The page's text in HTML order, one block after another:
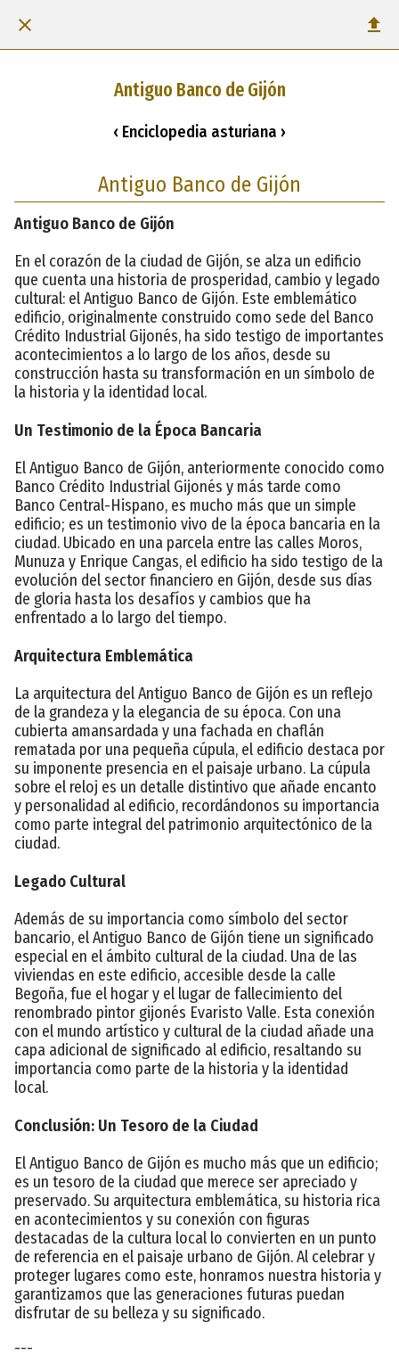
Antiguo Banco de Gijón
‹ Enciclopedia asturiana ›
Antiguo Banco de Gijón
Antiguo Banco de Gijón
En el corazón de la ciudad de Gijón, se alza un edificio
que cuenta una historia de prosperidad, cambio y legado
cultural: el Antiguo Banco de Gijón. Este emblemático
edificio, originalmente construido como sede del Banco
Crédito Industrial Gijonés, ha sido testigo de importantes
acontecimientos a lo largo de los años, desde su
construcción hasta su transformación en un símbolo de
la historia y la identidad local.
Un Testimonio de la Época Bancaria
El Antiguo Banco de Gijón, anteriormente conocido como
Banco Crédito Industrial Gijonés y más tarde como
Banco Central-Hispano, es mucho más que un simple
edificio; es un testimonio vivo de la época bancaria en la
ciudad. Ubicado en una parcela entre las calles Moros,
Munuza y Enrique Cangas, el edificio ha sido testigo de la
evolución del sector financiero en Gijón, desde sus días
de gloria hasta los desafíos y cambios que ha
enfrentado a lo largo del tiempo.
Arquitectura Emblemática
La arquitectura del Antiguo Banco de Gijón es un reflejo
de la grandeza y la elegancia de su época. Con una
cubierta amansardada y una fachada en chaflán
rematada por una pequeña cúpula, el edificio destaca por
su imponente presencia en el paisaje urbano. La cúpula
sobre el reloj es un detalle distintivo que añade encanto
y personalidad al edificio, recordándonos su importancia
como parte integral del patrimonio arquitectónico de la
ciudad.
Legado Cultural
Además de su importancia como símbolo del sector
bancario, el Antiguo Banco de Gijón tiene un significado
especial en el ámbito cultural de la ciudad. Una de las
viviendas en este edificio, accesible desde la calle
Begoña, fue el hogar y el lugar de fallecimiento del
renombrado pintor gijonés Evaristo Valle. Esta conexión
con el mundo artístico y cultural de la ciudad añade una
capa adicional de significado al edificio, resaltando su
importancia como parte de la historia y la identidad
local.
Conclusión: Un Tesoro de la Ciudad
El Antiguo Banco de Gijón es mucho más que un edificio;
es un tesoro de la ciudad que merece ser apreciado y
preservado. Su arquitectura emblemática, su historia rica
en acontecimientos y su conexión con figuras
destacadas de la cultura local lo convierten en un punto
de referencia en el paisaje urbano de Gijón. Al celebrar y
proteger lugares como este, honramos nuestra historia y
garantizamos que las generaciones futuras puedan
disfrutar de su belleza y su significado.
---